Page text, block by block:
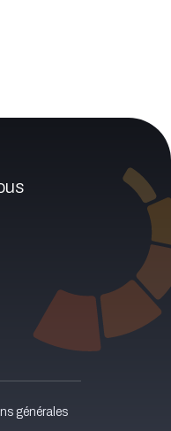
générales